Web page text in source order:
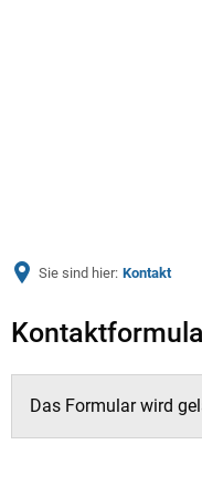
Sie sind hier: Kontakt
Kontakt
Das Formular wird